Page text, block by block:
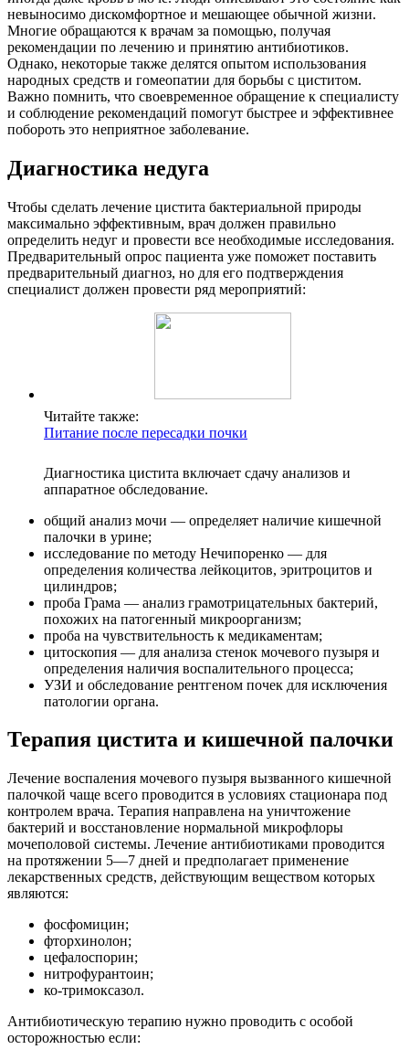
невыносимо дискомфортное и мешающее обычной жизни.
Многие обращаются к врачам за помощью, получая
рекомендации по лечению и принятию антибиотиков.
Однако, некоторые также делятся опытом использования
народных средств и гомеопатии для борьбы с циститом.
Важно помнить, что своевременное обращение к специалисту
и соблюдение рекомендаций помогут быстрее и эффективнее
побороть это неприятное заболевание.
Диагностика недуга
Чтобы сделать лечение цистита бактериальной природы
максимально эффективным, врач должен правильно
определить недуг и провести все необходимые исследования.
Предварительный опрос пациента уже поможет поставить
предварительный диагноз, но для его подтверждения
специалист должен провести ряд мероприятий:
Читайте также:
Питание после пересадки почки
Диагностика цистита включает сдачу анализов и
аппаратное обследование.
общий анализ мочи — определяет наличие кишечной
палочки в урине;
исследование по методу Нечипоренко — для
определения количества лейкоцитов, эритроцитов и
цилиндров;
проба Грама — анализ грамотрицательных бактерий,
похожих на патогенный микроорганизм;
проба на чувствительность к медикаментам;
цитоскопия — для анализа стенок мочевого пузыря и
определения наличия воспалительного процесса;
УЗИ и обследование рентгеном почек для исключения
патологии органа.
Терапия цистита и кишечной палочки
Лечение воспаления мочевого пузыря вызванного кишечной
палочкой чаще всего проводится в условиях стационара под
контролем врача. Терапия направлена на уничтожение
бактерий и восстановление нормальной микрофлоры
мочеполовой системы. Лечение антибиотиками проводится
на протяжении 5—7 дней и предполагает применение
лекарственных средств, действующим веществом которых
являются:
фосфомицин;
фторхинолон;
цефалоспорин;
нитрофурантоин;
ко-тримоксазол.
Антибиотическую терапию нужно проводить с особой
осторожностью если: